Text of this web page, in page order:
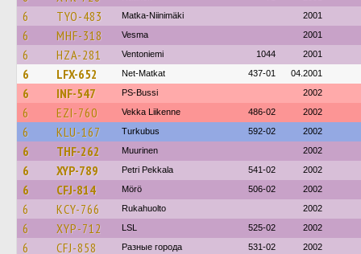
6 TYO-483 Matka-Niinimäki 2001
6 MHF-318 Vesma 2001
6 HZA-281 Ventoniemi 1044 2001
6 LFX-652 Net-Matkat 437-01 04.2001
6 INF-547 PS-Bussi 2002
6 EZI-760 Vekka Liikenne 486-02 2002
6 KLU-167 Turkubus 592-02 2002
6 THF-262 Muurinen 2002
6 XYP-789 Petri Pekkala 541-02 2002
6 CFJ-814 Mörö 506-02 2002
6 KCY-766 Rukahuolto 2002
6 XYP-712 LSL 525-02 2002
6 CFJ-858 Разные города 531-02 2002